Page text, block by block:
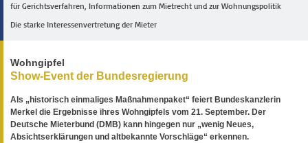
für Gerichtsverfahren, Informationen zum Mietrecht und zur Wohnungspolitik
Die starke Interessenvertretung der Mieter
Wohngipfel
Show-Event der Bundesregierung
Als „historisch einmaliges Maßnahmenpaket“ feiert Bundeskanzlerin
Merkel die Ergebnisse ihres Wohngipfels vom 21. September. Der
Deutsche Mieterbund (DMB) kann hingegen nur „wenig Neues,
Absichtserklärungen und altbekannte Vorschläge“ erkennen.